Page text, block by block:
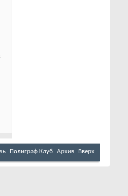
Полиграф Клуб Архив Вверх